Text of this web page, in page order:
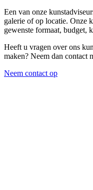
Een van onze
galerie of op locatie. Onze
gewenste formaat, budget,
Heeft u vragen over ons
maken? Neem dan contact
Neem contact op